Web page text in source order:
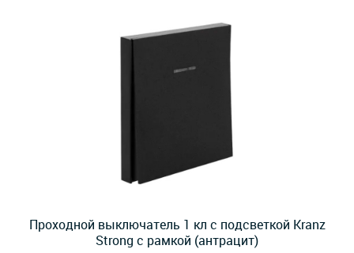
Проходной выключатель 1 кл с подсветкой Kranz
Strong с рамкой (антрацит)